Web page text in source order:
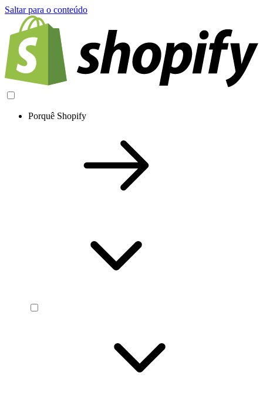
Saltar para o conteúdo
Porquê Shopify